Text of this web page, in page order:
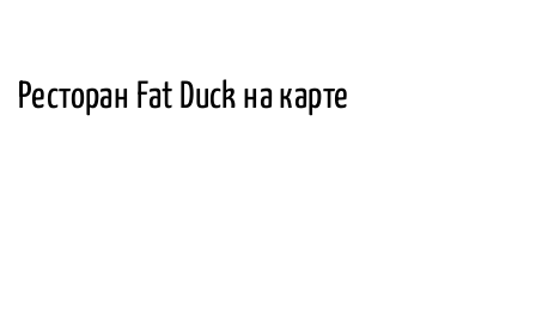
Ресторан Fat Duck на карте